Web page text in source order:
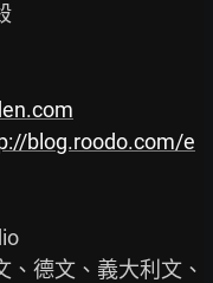
blog.roodo.com/e
德文、義大利文、